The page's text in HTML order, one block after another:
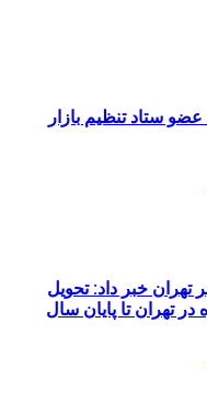
ستاد تنظیم بازار
خبر داد: تحویل